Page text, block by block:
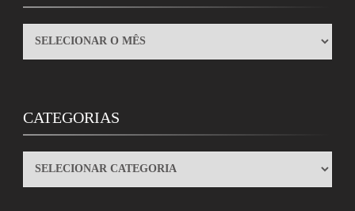
ARQUIVOS
CATEGORIAS
CATEGORIAS